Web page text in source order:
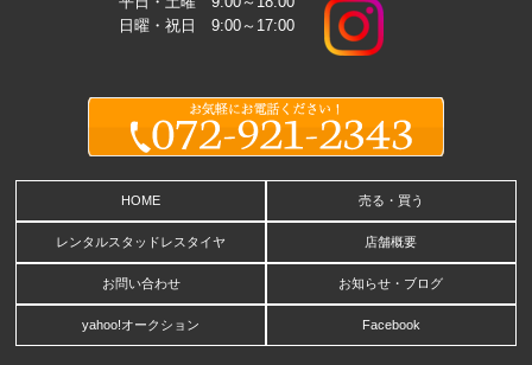
日曜・祝日 9:00～17:00
HOME 売る・買う
レンタルスタッドレスタイヤ 店舗概要
お問い合わせ お知らせ・ブログ
yahoo!オークション Facebook